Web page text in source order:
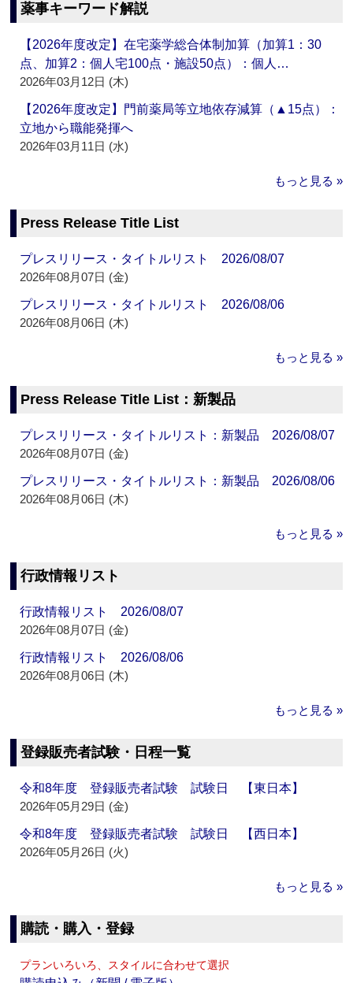
薬事キーワード解説
【2026年度改定】在宅薬学総合体制加算（加算1：30
点、加算2：個人宅100点・施設50点）：個人…
2026年03月12日 (木)
【2026年度改定】門前薬局等立地依存減算（▲15点）：
立地から職能発揮へ
2026年03月11日 (水)
もっと見る »
Press Release Title List
プレスリリース・タイトルリスト 2026/08/07
2026年08月07日 (金)
プレスリリース・タイトルリスト 2026/08/06
2026年08月06日 (木)
もっと見る »
Press Release Title List：新製品
プレスリリース・タイトルリスト：新製品 2026/08/07
2026年08月07日 (金)
プレスリリース・タイトルリスト：新製品 2026/08/06
2026年08月06日 (木)
もっと見る »
行政情報リスト
行政情報リスト 2026/08/07
2026年08月07日 (金)
行政情報リスト 2026/08/06
2026年08月06日 (木)
もっと見る »
登録販売者試験・日程一覧
令和8年度 登録販売者試験 試験日 【東日本】
2026年05月29日 (金)
令和8年度 登録販売者試験 試験日 【西日本】
2026年05月26日 (火)
もっと見る »
購読・購入・登録
プランいろいろ、スタイルに合わせて選択